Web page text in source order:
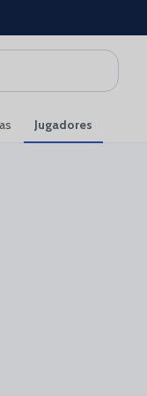
y te
Jugadores